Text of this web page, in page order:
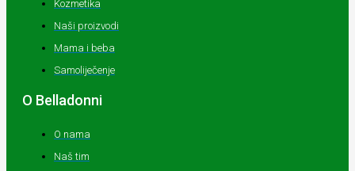
Kozmetika
Naši proizvodi
Mama i beba
Samoliječenje
O Belladonni
O nama
Naš tim